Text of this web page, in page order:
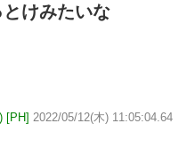
けみたいな
[PH] 2022/05/12(木) 11:05:04.64